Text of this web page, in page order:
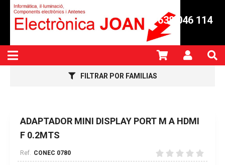
638 046 114
FILTRAR POR FAMILIAS
ADAPTADOR MINI DISPLAY PORT M A HDMI
F 0.2MTS
CONEC 0780